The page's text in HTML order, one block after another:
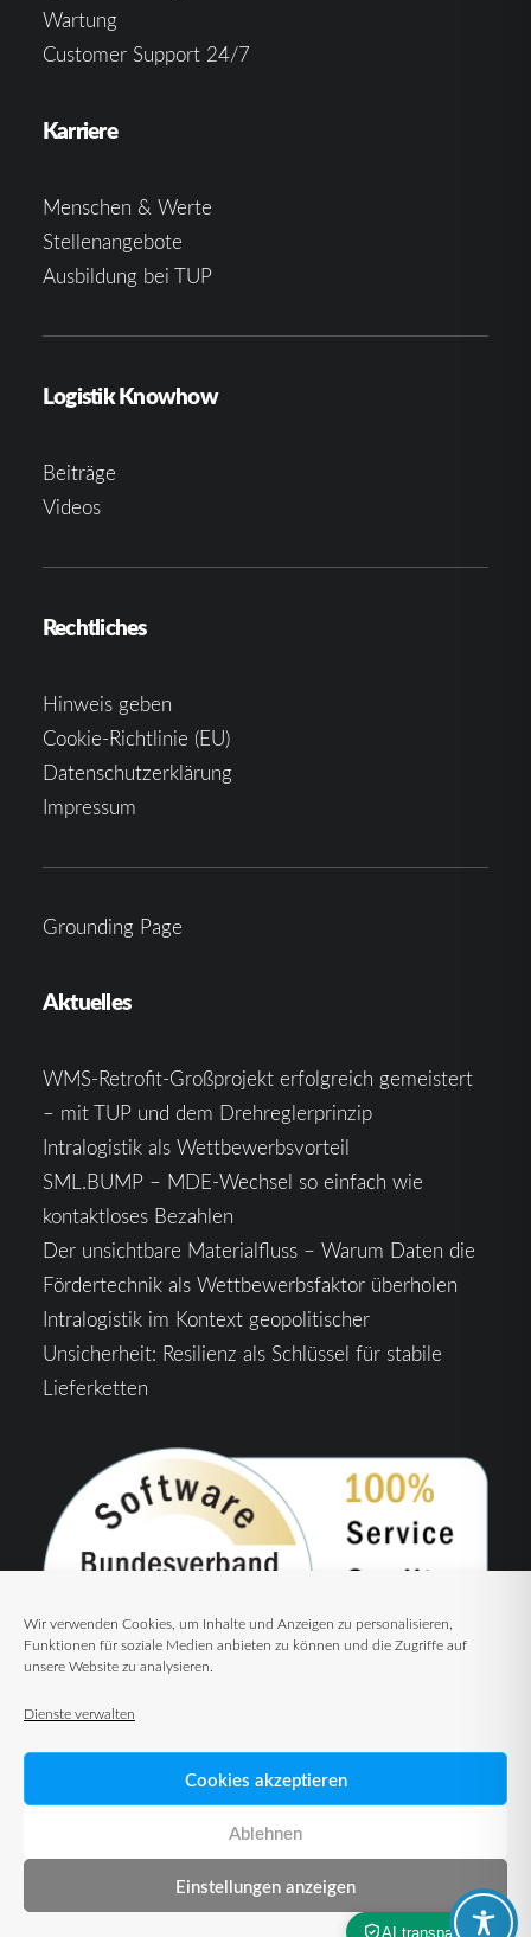
Wir verwenden Cookies, um Inhalte und Anzeigen zu personalisieren,
Funktionen für soziale Medien anbieten zu können und die Zugriffe auf
unsere Website zu analysieren.
Dienste verwalten
Cookies akzeptieren
Ablehnen
Einstellungen anzeigen
Wartung
Customer Support 24/7
Karriere
Menschen & Werte
Stellenangebote
Ausbildung bei TUP
Logistik Knowhow
Beiträge
Videos
Rechtliches
Hinweis geben
Cookie-Richtlinie (EU)
Datenschutzerklärung
Impressum
Grounding Page
Aktuelles
WMS-Retrofit-Großprojekt erfolgreich gemeistert
– mit TUP und dem Drehreglerprinzip
Intralogistik als Wettbewerbsvorteil
SML.BUMP – MDE-Wechsel so einfach wie
kontaktloses Bezahlen
Der unsichtbare Materialfluss – Warum Daten die
Fördertechnik als Wettbewerbsfaktor überholen
Intralogistik im Kontext geopolitischer
Unsicherheit: Resilienz als Schlüssel für stabile
Lieferketten
© 2026 TUP GmbH & Co. KG – Warehouse Management Solutions